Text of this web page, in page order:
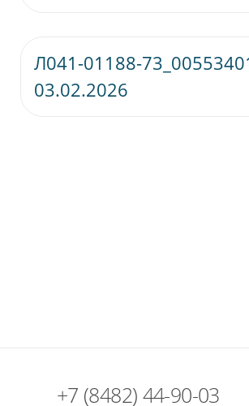
Л041-01188-
03.02.2026
+7 (8482) 44-90-03